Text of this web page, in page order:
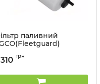
паливний
грн